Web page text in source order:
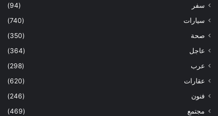
سفر
(94)
سيارات
(740)
صحة
(350)
عاجل
(364)
عرب
(298)
عقارات
(620)
فنون
(246)
مجتمع
(469)